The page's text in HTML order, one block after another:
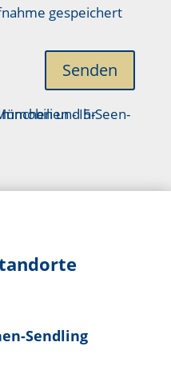
gespeichert
Senden
Sendling